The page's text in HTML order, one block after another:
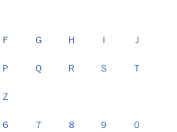
Ｆ Ｇ Ｈ Ｉ Ｊ
Ｐ Ｑ Ｒ Ｓ Ｔ
Ｚ
６ ７ ８ ９ ０